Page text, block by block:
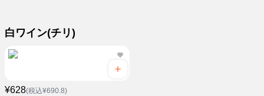
白ワイン(チリ)
¥628(税込¥690.8)